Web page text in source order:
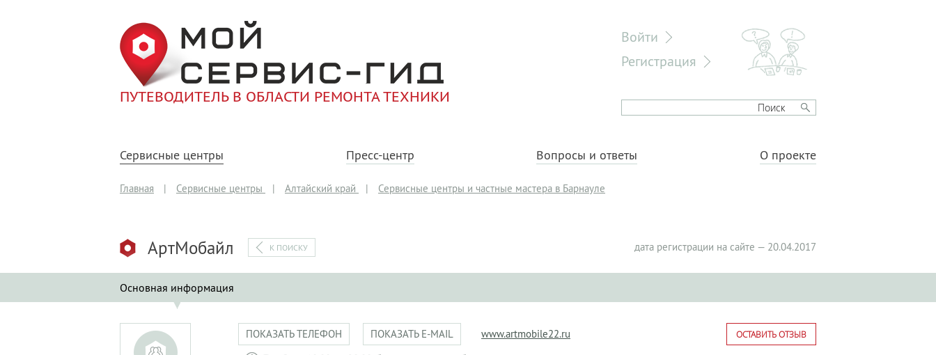
ПУТЕВОДИТЕЛЬ В ОБЛАСТИ РЕМОНТА ТЕХНИКИ
Войти
Регистрация
Сервисные центры Пресс-центр Вопросы и ответы О проекте
Главная | Сервисные центры | Алтайский край | Сервисные центры и частные мастера в Барнауле
АртМобайл К ПОИСКУ дата регистрации на сайте — 20.04.2017
Основная информация
ПОКАЗАТЬ ТЕЛЕФОН ПОКАЗАТЬ E-MAIL www.artmobile22.ru ОСТАВИТЬ ОТЗЫВ